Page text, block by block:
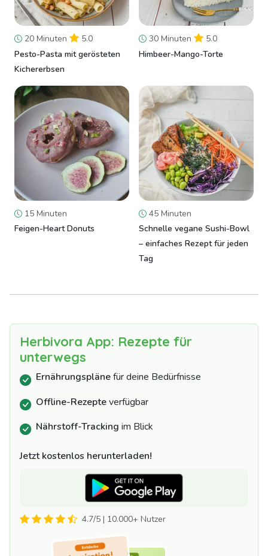
20 Minuten
5.0
Pesto-Pasta mit gerösteten
Kichererbsen
30 Minuten
5.0
Himbeer-Mango-Torte
15 Minuten
Feigen-Heart Donuts
45 Minuten
Schnelle vegane Sushi-Bowl
– einfaches Rezept für jeden
Tag
Herbivora App: Rezepte für
unterwegs
Ernährungsplänefür deine Bedürfnisse
Offline-Rezepteverfügbar
Nährstoff-Tracking im Blick
Jetzt kostenlos herunterladen!
4.7/5 | 10.000+ Nutzer